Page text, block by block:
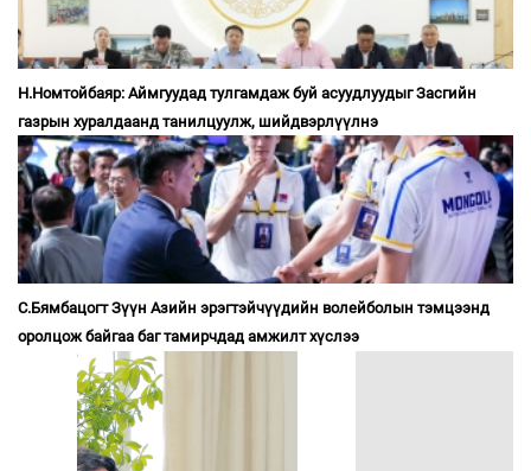
Н.Номтойбаяр: Аймгуудад тулгамдаж буй асуудлуудыг Засгийн
газрын хуралдаанд танилцуулж, шийдвэрлүүлнэ
С.Бямбацогт Зүүн Азийн эрэгтэйчүүдийн волейболын тэмцээнд
оролцож байгаа баг тамирчдад амжилт хүслээ